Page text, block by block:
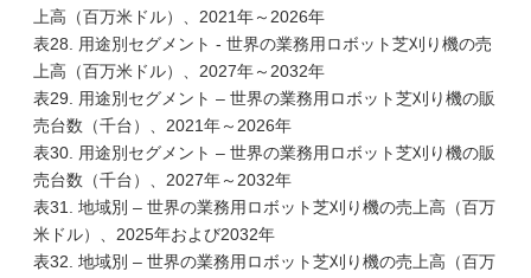
上高（百万米ドル）、2021年～2026年
表28. 用途別セグメント - 世界の業務用ロボット芝刈り機の売
上高（百万米ドル）、2027年～2032年
表29. 用途別セグメント – 世界の業務用ロボット芝刈り機の販
売台数（千台）、2021年～2026年
表30. 用途別セグメント – 世界の業務用ロボット芝刈り機の販
売台数（千台）、2027年～2032年
表31. 地域別 – 世界の業務用ロボット芝刈り機の売上高（百万
米ドル）、2025年および2032年
表32. 地域別 – 世界の業務用ロボット芝刈り機の売上高（百万